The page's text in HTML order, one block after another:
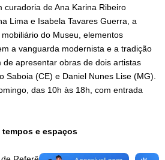
curadoria de Ana Karina Ribeiro
Lima e Isabela Tavares Guerra, a
do Museu, elementos
a vanguarda modernista e a tradição
apresentar obras de dois artistas
Saboia (CE) e Daniel Nunes Lise (MG).
das 10h às 18h, com entrada
e espaços